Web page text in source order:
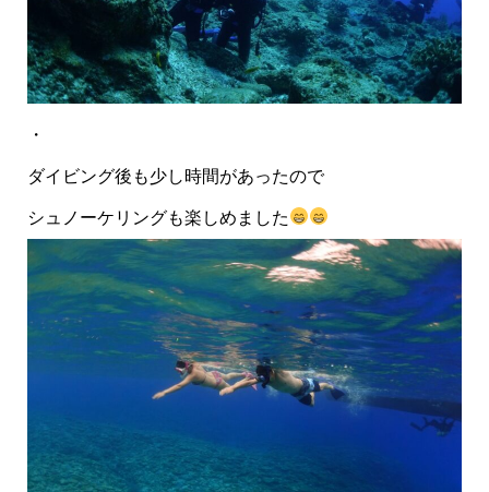
・
ダイビング後も少し時間があったので
シュノーケリングも楽しめました